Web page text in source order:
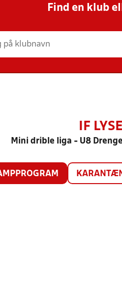
Find en klub
IF
Mini drible liga - U8